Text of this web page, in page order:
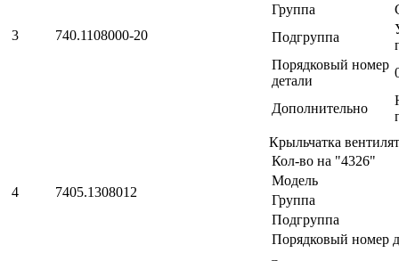
3 740.1108000-20
Группа
Подгруппа
Порядковый номер
детали
Дополнительно
4 7405.1308012
Крыльчатка
Кол-во на "4326"
Модель
Группа
Подгруппа
Порядковый номер